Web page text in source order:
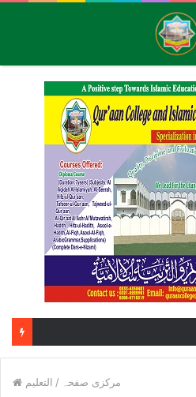
مرکزی صفحہ / التعليم